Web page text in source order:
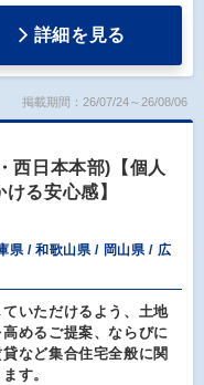
詳細を見る
掲載期間：26/07/24～26/08/06
西日本本部)【個人
る安心感】
県 / 和歌山県 / 岡山県 / 広
いただけるよう、土地
めるご提案、ならびに
など集合住宅全般に関
ます。